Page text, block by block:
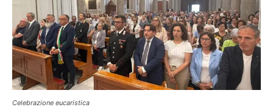
Celebrazione eucaristica